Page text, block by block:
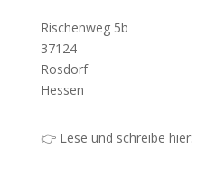
Rischenweg 5b
37124
Rosdorf
Hessen
👉 Lese und schreibe hier: